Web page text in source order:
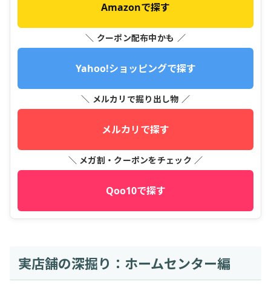
Amazonで探す
＼ クーポン配布中かも ／
Yahoo!ショッピングで探す
＼ メルカリで掘り出し物 ／
メルカリで探す
＼ メガ割・クーポンをチェック ／
Qoo10で探す
実店舗の深掘り：ホームセンター編